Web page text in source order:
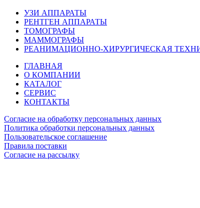
УЗИ АППАРАТЫ
РЕНТГЕН АППАРАТЫ
ТОМОГРАФЫ
МАММОГРАФЫ
РЕАНИМАЦИОННО-ХИРУРГИЧЕСКАЯ
ГЛАВНАЯ
О КОМПАНИИ
КАТАЛОГ
СЕРВИС
КОНТАКТЫ
Согласие на обработку персональных данных
Политика обработки персональных данных
Пользовательское соглашение
Правила поставки
Согласие на рассылку